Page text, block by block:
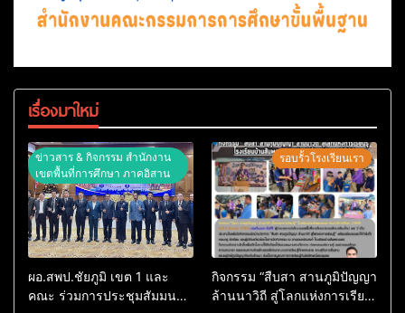
เรื่องมาใหม่
ข่าวสาร & กิจกรรม สำนักงาน
เขตพื้นที่การศึกษา ภาคอิสาน
ผอ.สพป.ชัยภูมิ เขต 1 และ
คณะ ร่วมการประชุมสัมมนา
รอบรั้วโรงเรียนเรา
กิจกรรม “สืบสา สานภูมิปัญญา
ล้านนาวิถี สู่โลกแห่งการเรียน